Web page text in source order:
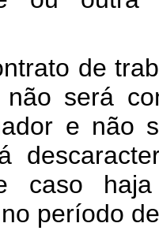
de
não será
e não
caso
período